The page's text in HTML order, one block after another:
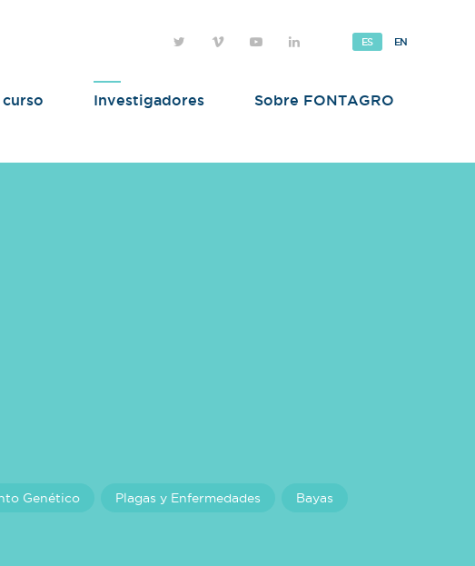
ES EN
Investigadores Sobre FONTAGRO
Genético Plagas y Enfermedades Bayas